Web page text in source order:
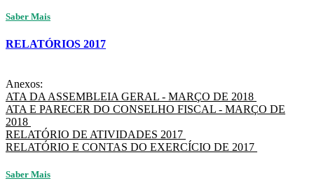
Saber Mais
RELATÓRIOS 2017
Anexos:
ATA DA ASSEMBLEIA GERAL - MARÇO DE 2018
ATA E PARECER DO CONSELHO FISCAL - MARÇO DE
2018
RELATÓRIO DE ATIVIDADES 2017
RELATÓRIO E CONTAS DO EXERCÍCIO DE 2017
Saber Mais